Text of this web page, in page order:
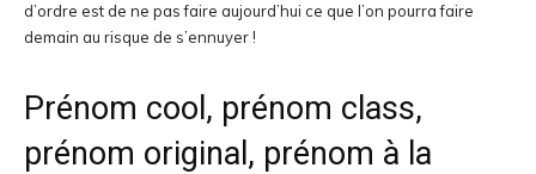
d’ordre est de ne pas faire aujourd’hui ce que l’on pourra faire
demain au risque de s’ennuyer !
Prénom cool, prénom class,
prénom original, prénom à la